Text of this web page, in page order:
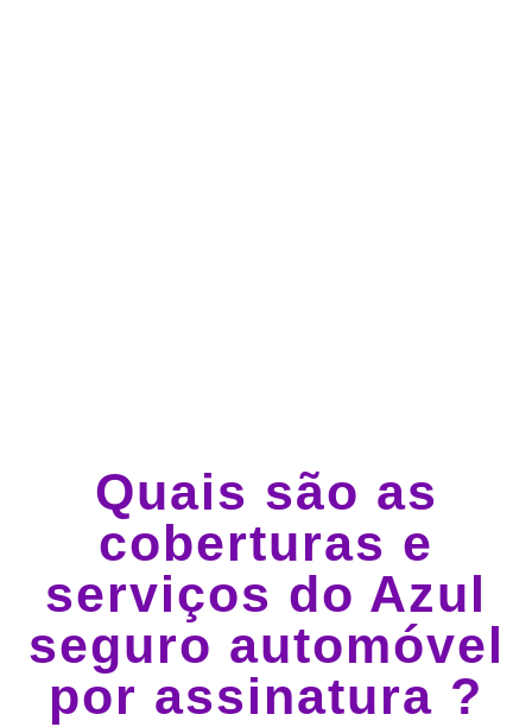
Quais são as
coberturas e
serviços do Azul
seguro automóvel
por assinatura ?